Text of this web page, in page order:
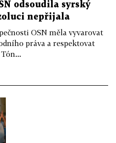
odsoudila syrský
nepřijala
OSN měla vyvarovat
práva a respektovat